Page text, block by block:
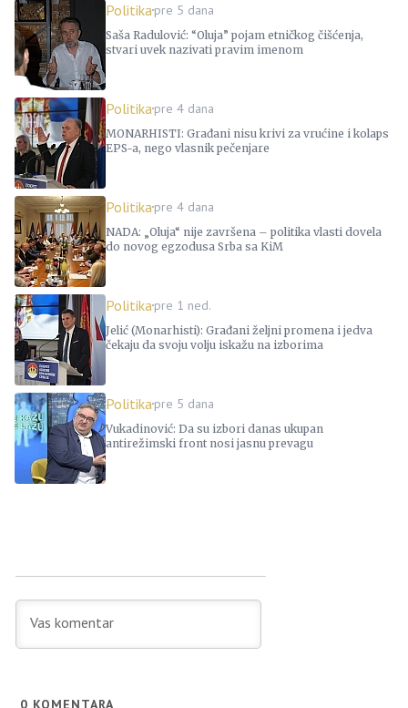
Politikapre 5 dana
Saša Radulović: “Oluja” pojam etničkog čišćenja,
stvari uvek nazivati pravim imenom
Politikapre 4 dana
MONARHISTI: Građani nisu krivi za vrućine i kolaps
EPS-a, nego vlasnik pečenjare
Politikapre 4 dana
NADA: „Oluja“ nije završena – politika vlasti dovela
do novog egzodusa Srba sa KiM
Politikapre 1 ned.
Jelić (Monarhisti): Građani željni promena i jedva
čekaju da svoju volju iskažu na izborima
Politikapre 5 dana
Vukadinović: Da su izbori danas ukupan
antirežimski front nosi jasnu prevagu
0 KOMENTARA